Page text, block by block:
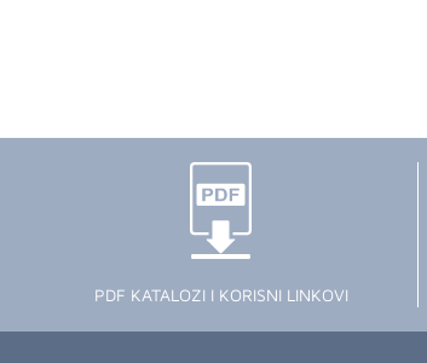
PDF KATALOZI I KORISNI LINKOVI